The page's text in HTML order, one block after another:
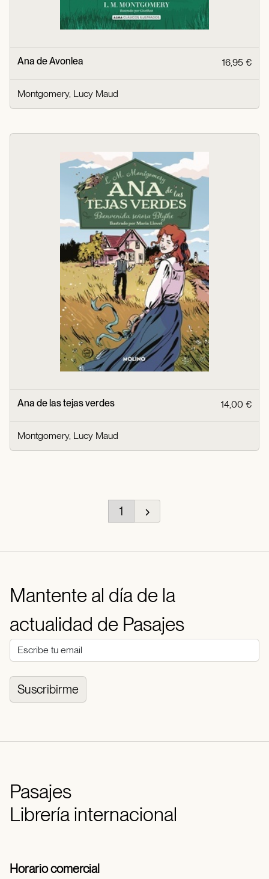
Ana de Avonlea 16,95 €
Montgomery, Lucy Maud
Ana de las tejas verdes 14,00 €
Montgomery, Lucy Maud
1
Mantente al día de la
actualidad de Pasajes
Suscribirme
Pasajes
Librería internacional
Horario comercial